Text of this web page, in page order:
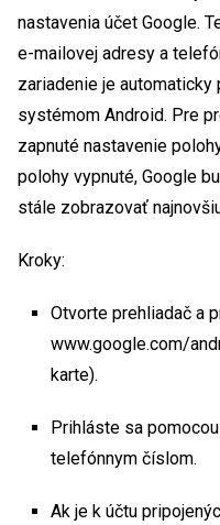
nastavenia účet Google.
e-mailovej adresy a
zariadenie je
systémom Android. Pre
zapnuté nastavenie
polohy vypnuté, Google
stále zobrazovať
Kroky:
Otvorte prehliadač a
www.google.com/
karte).
Prihláste sa
telefónnym číslom.
Ak je k účtu